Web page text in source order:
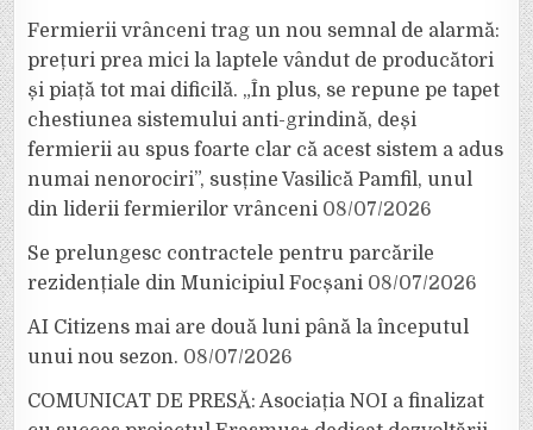
Fermierii vrânceni trag un nou semnal de alarmă:
prețuri prea mici la laptele vândut de producători
și piață tot mai dificilă. „În plus, se repune pe tapet
chestiunea sistemului anti-grindină, deși
fermierii au spus foarte clar că acest sistem a adus
numai nenorociri”, susține Vasilică Pamfil, unul
din liderii fermierilor vrânceni 08/07/2026
Se prelungesc contractele pentru parcările
rezidențiale din Municipiul Focșani 08/07/2026
AI Citizens mai are două luni până la începutul
unui nou sezon. 08/07/2026
COMUNICAT DE PRESĂ: Asociația NOI a finalizat